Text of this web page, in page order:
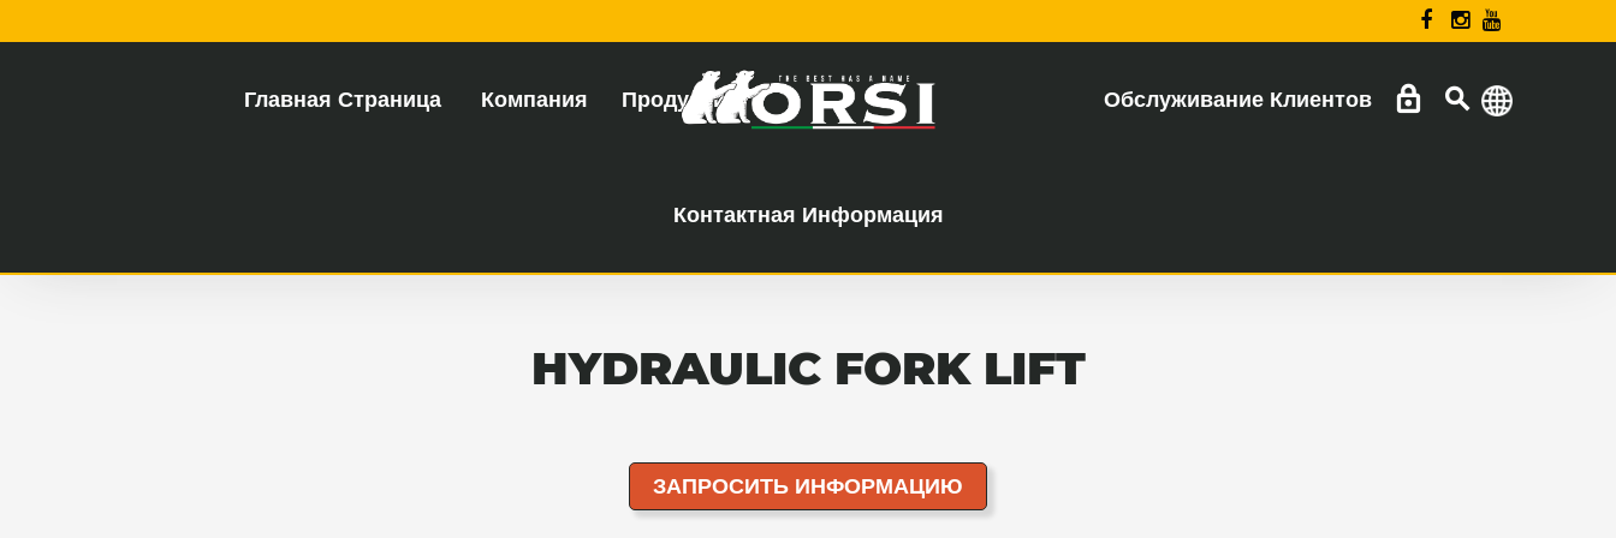
Главная Страница Компания Продукция Обслуживание Клиентов
Контактная Информация
HYDRAULIC FORK LIFT
ЗАПРОСИТЬ ИНФОРМАЦИЮ